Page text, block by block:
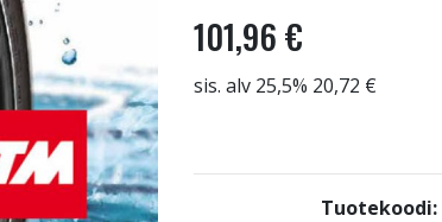
101,96 €
sis. alv 25,5% 20,72 €
Tuotekoodi: